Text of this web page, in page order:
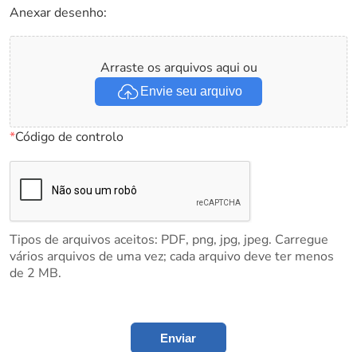
Anexar desenho:
Arraste os arquivos aqui ou
Envie seu arquivo
*Código de controlo
Tipos de arquivos aceitos: PDF, png, jpg, jpeg. Carregue
vários arquivos de uma vez; cada arquivo deve ter menos
de 2 MB.
Enviar